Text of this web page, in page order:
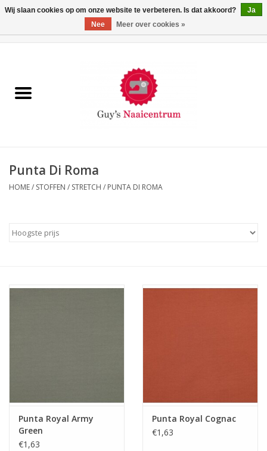
Machines
Paspoppen
Hobby/Knutselen
Workshop
Punta Di Roma
HOME/ STOFFEN / STRETCH / PUNTA DI ROMA
Punta Royal Army
Green
€1,63
Punta Royal Cognac
€1,63
Wij slaan cookies op om onze website te verbeteren. Is dat akkoord?
Ja
Nee
Meer over cookies »